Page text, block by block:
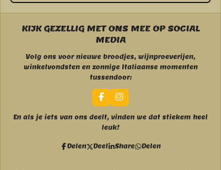
KIJK GEZELLIG MET ONS MEE OP SOCIAL
MEDIA
Volg ons voor nieuwe broodjes, wijnproeverijen,
winkelvondsten en zonnige Italiaanse momenten
tussendoor:
F
a
c
e
b
o
I
n
s
t
a
r
En als je iets van ons deelt, vinden we dat stiekem heel
leuk!
Delen Deel Share Delen